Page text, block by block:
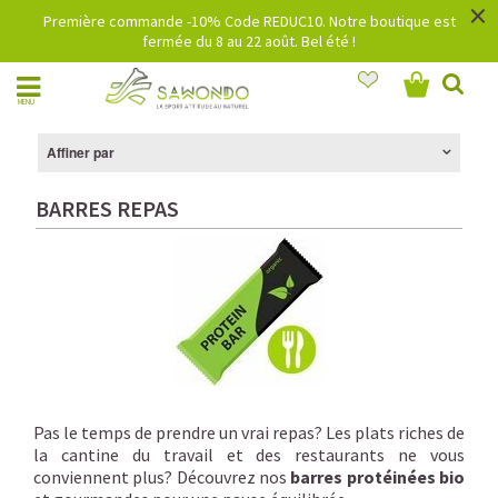
Première commande -10% Code REDUC10. Notre boutique est
fermée du 8 au 22 août. Bel été !
×
MENU
Affiner par
BARRES REPAS
Pas le temps de prendre un vrai repas? Les plats riches de
la cantine du travail et des restaurants ne vous
conviennent plus? Découvrez nos barres protéinées bio